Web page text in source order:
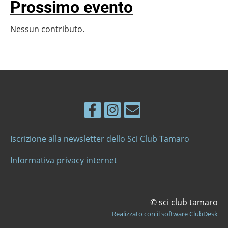
Prossimo evento
Nessun contributo.
Iscrizione alla newsletter dello Sci Club Tamaro
Informativa privacy internet
© sci club tamaro
Realizzato con il software ClubDesk